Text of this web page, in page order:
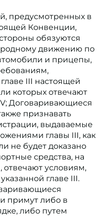
предусмотренных в
Конвенции,
обязуются
движению по
и прицепы,
III настоящей
которых отвечают
Договаривающиеся
признавать
выдаваемые
главы III, как
не будет доказано
средства, на
условиям,
главе III.
примут либо в
либо путем